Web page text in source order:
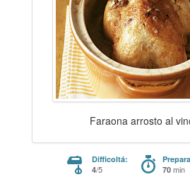
Faraona arrosto al
Difficoltá:
4/5
70 min